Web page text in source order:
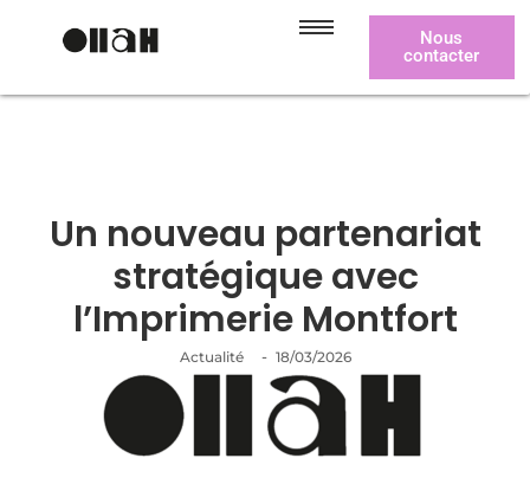
Nous
contacter
Un nouveau partenariat
stratégique avec
l’Imprimerie Montfort
Actualité - 18/03/2026